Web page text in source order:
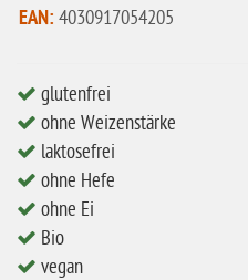
vegan
eiweißarm / PKU
ohne Mandeln
ohne Milch
ohne Hafer
ohne Zuckerzusatz
EAN: 4030917054205
glutenfrei
ohne Weizenstärke
laktosefrei
ohne Hefe
ohne Ei
Bio
vegan